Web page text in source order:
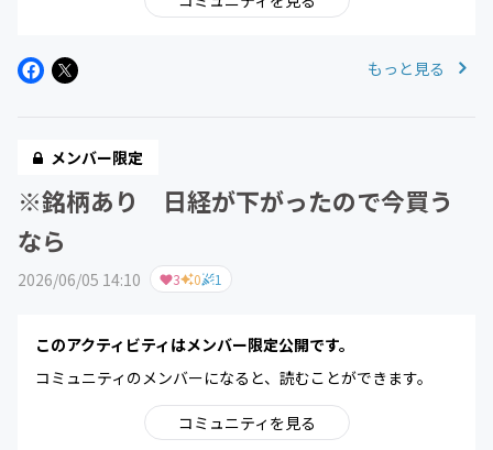
もっと見る
メンバー限定
※銘柄あり 日経が下がったので今買う
なら
2026/06/05 14:10 3 0 1
このアクティビティはメンバー限定公開です。
コミュニティのメンバーになると、読むことができます。
コミュニティを見る